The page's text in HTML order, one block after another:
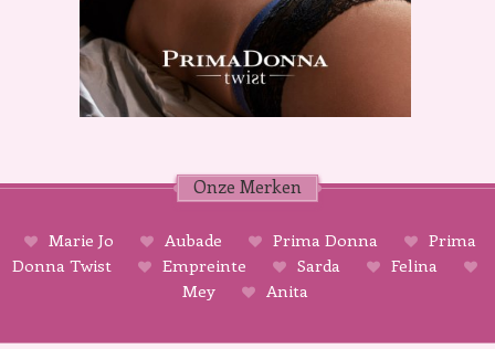
Onze Merken
Marie Jo Aubade Prima Donna
Prima
Donna Twist
Empreinte Sarda
Felina
Mey
Anita